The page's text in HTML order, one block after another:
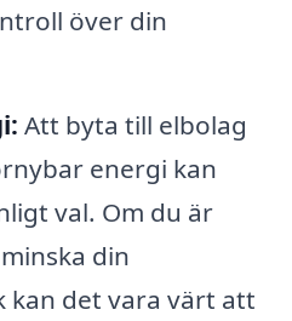
över din
Att byta till elbolag
energi kan
val. Om du är
din
kan det vara värt att